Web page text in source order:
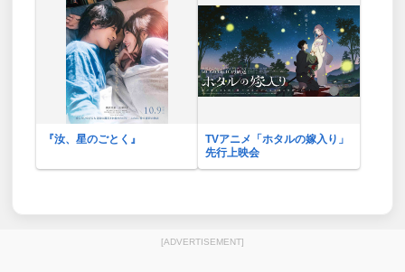
『汝、星のごとく』
TVアニメ「ホタルの嫁入り」
先行上映会
[ADVERTISEMENT]